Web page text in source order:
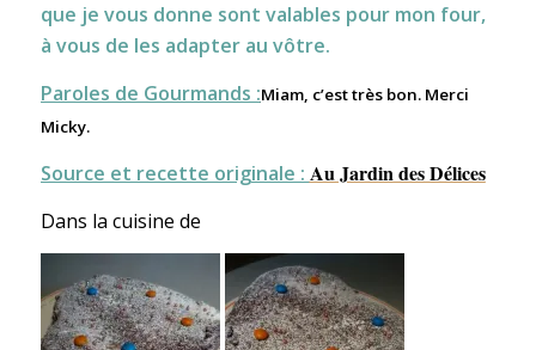
que je vous donne sont valables pour mon four,
à vous de les adapter au vôtre.
Paroles de Gourmands :Miam, c’est très bon. Merci
Micky.
Source et recette originale : Au Jardin des Délices
Dans la cuisine de